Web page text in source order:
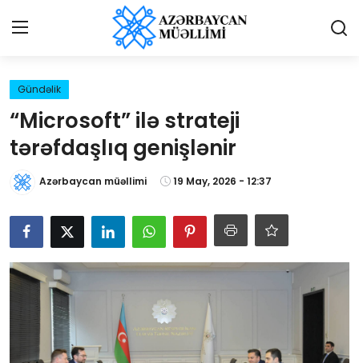
Giriş
Qəzetə elan ver
Reklam və elan
Biz kimik?
Bütün xəbərlər
Gündəlik
“Microsoft” ilə strateji
tərəfdaşlıq genişlənir
Azərbaycan müəllimi 19 May, 2026 - 12:37